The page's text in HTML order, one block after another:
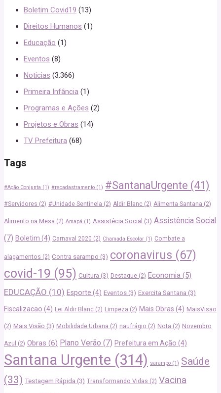
Boletim Covid19 (13)
Direitos Humanos (1)
Educação (1)
Eventos (8)
Noticias (3.366)
Primeira Infância (1)
Programas e Ações (2)
Projetos e Obras (14)
TV Prefeitura (68)
Tags
#Ação Conjunta (1) #recadastramento (1) #SantanaUrgente (41)
#Servidores (2) #Unidade Sentinela (2) Aldir Blanc (2) Alimenta Santana (2)
Alimento na Mesa (2) Amapá (1) Assistêcia Social (3) Assistência Social
(7) Boletim (4) Carnaval 2020 (2) Chamada Escolar (1) Combate a
alagamentos (2) Contra sarampo (3) coronavirus (67)
covid-19 (95) Cultura (3) Destaque (2) Economia (5)
EDUCAÇÃO (10) Esporte (4) Eventos (3) Exercita Santana (3)
Fiscalizacao (4) Lei Aldir Blanc (2) Limpeza (2) Mais Obras (4) MaisVisao
(2) Mais Visão (3) Mobilidade Urbana (2) naufrágio (2) Nota (2) Novembro
Azul (2) Obras (6) Plano Verão (7) Prefeitura em Ação (4)
Santana Urgente (314) sarampo (1) Saúde
(33) Testagem Rápida (3) Transformando Vidas (2) Vacina